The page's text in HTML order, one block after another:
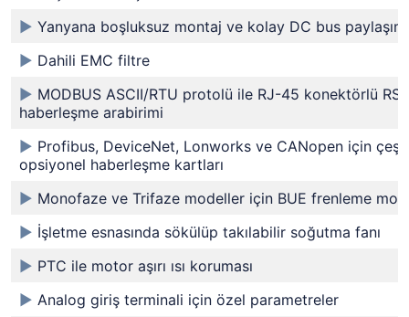
► Yanyana boşluksuz montaj ve kolay DC bus paylaşımı
► Dahili EMC filtre
► MODBUS ASCII/RTU protolü ile RJ-45 konektörlü
haberleşme arabirimi
► Profibus, DeviceNet, Lonworks ve CANopen için
opsiyonel haberleşme kartları
► Monofaze ve Trifaze modeller için BUE frenleme
► İşletme esnasında sökülüp takılabilir soğutma fanı
► PTC ile motor aşırı ısı koruması
► Analog giriş terminali için özel parametreler